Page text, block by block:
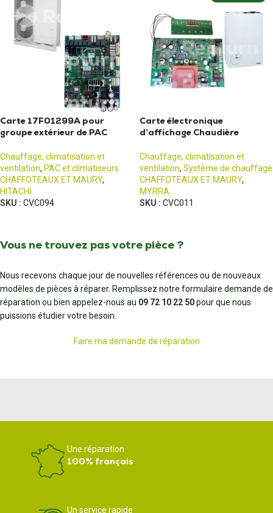
Carte 17F01299A pour
groupe extérieur de PAC
Chauffage, climatisation et
ventilation, PAC et climatiseurs
CHAFFOTEAUX ET MAURY,
HITACHI
SKU : CVC094
Carte électronique
d’affichage Chaudière
Chauffage, climatisation et
ventilation, Système de chauffage
CHAFFOTEAUX ET MAURY,
MYRRA
SKU : CVC011
Vous ne trouvez pas votre pièce ?
Nous recevons chaque jour de nouvelles références ou de nouveaux
modèles de pièces à réparer. Remplissez notre formulaire demande de
réparation ou bien appelez-nous au 09 72 10 22 50pour que nous
puissions étudier votre besoin.
Faire ma demande de réparation
Une réparation
100% français
Un service rapide